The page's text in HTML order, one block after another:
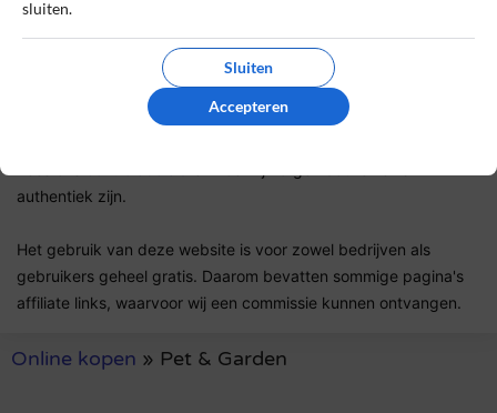
Ik ga akkoord met de gebruikersvoorwaarden en het
privacybeleid door deze review te plaatsen. Ik verklaar ook dat
ik een daadwerkelijke ervaring heb met dit bedrijf.
authentiek zijn.
Het gebruik van deze website is voor zowel bedrijven als
gebruikers geheel gratis. Daarom bevatten sommige pagina's
affiliate links, waarvoor wij een commissie kunnen ontvangen.
Online kopen » Pet & Garden
sluiten.
Sluiten
Accepteren